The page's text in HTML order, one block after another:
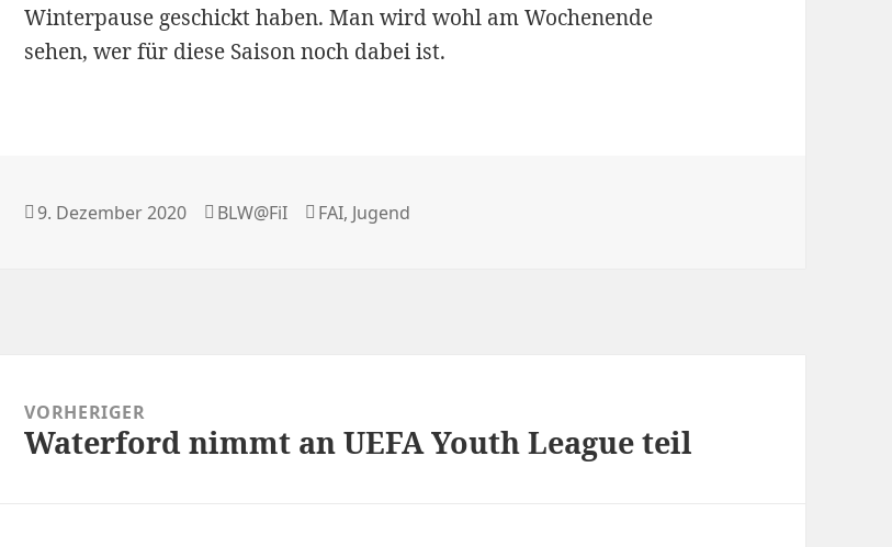
Winterpause geschickt haben. Man wird wohl am Wochenende
sehen, wer für diese Saison noch dabei ist.
Veröffentlicht
9. Dezember 2020 Autor
BLW@FiI Kategorien
FAI, Jugend
VORHERIGER
Vorheriger
Waterford nimmt an UEFA Youth League teil